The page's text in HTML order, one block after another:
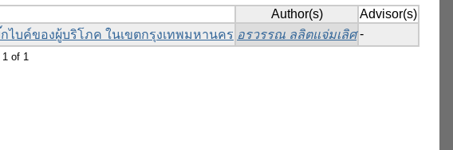
Author(s)
Advisor(s)
บค์ของผู้บริโภค ในเขตกรุงเทพมหานคร อรวรรณ ลลิตแจ่มเลิศ -
1 of 1